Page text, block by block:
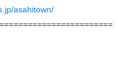
asahitown/